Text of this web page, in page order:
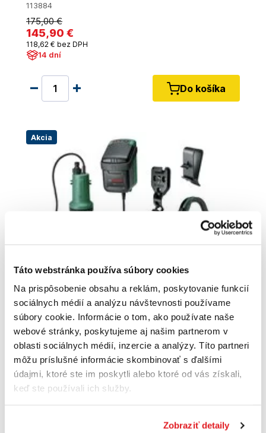
Táto webstránka používa súbory cookies
Na prispôsobenie obsahu a reklám, poskytovanie funkcií
sociálnych médií a analýzu návštevnosti používame
súbory cookie. Informácie o tom, ako používate naše
webové stránky, poskytujeme aj našim partnerom v
oblasti sociálnych médií, inzercie a analýzy. Títo partneri
môžu príslušné informácie skombinovať s ďalšími
údajmi, ktoré ste im poskytli alebo ktoré od vás získali,
keď ste používali ich služby.
Zobraziť detaily
113884
175,00 €
145,90 €
118,62 € bez DPH
14 dní
Do košíka
Akcia
BOSCH GardenPump 18V-2000 -
06008C4203 - Akumulátorové čerpadlo na
dažďovú vodu - bez akumulátora a nabíja
06008C4203
105,60 €
83,90 €